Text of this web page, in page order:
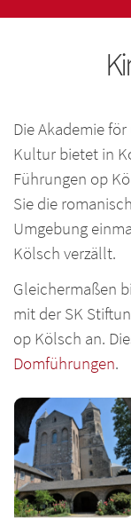
Die Akademie
Kultur bietet in
Führungen op
Sie die
Umgebung
Kölsch verzällt.
Gleichermaßen
mit der SK
op Kölsch an.
Domführungen.